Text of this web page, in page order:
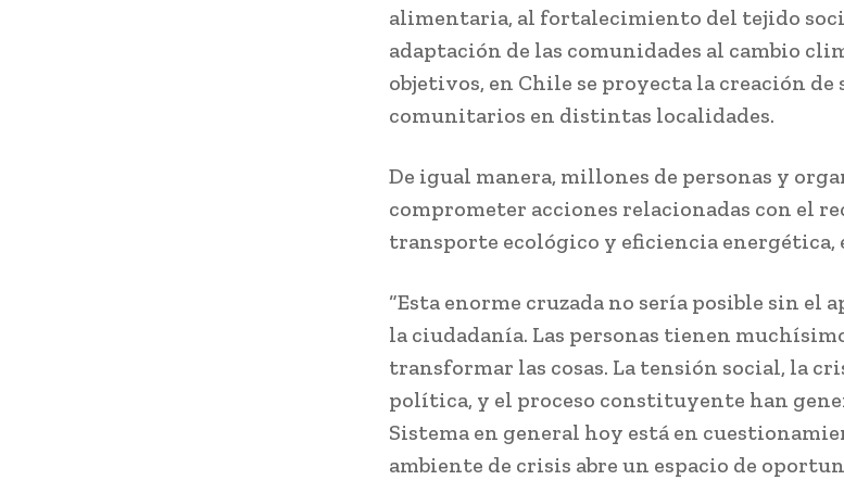
alimentaria, al fortalecimiento del tejido
adaptación de las comunidades al cambio
objetivos, en Chile se proyecta la creación de
comunitarios en distintas localidades.
De igual manera, millones de personas y
comprometer acciones relacionadas con el
transporte ecológico y eficiencia energética,
“Esta enorme cruzada no sería posible sin el
la ciudadanía. Las personas tienen
transformar las cosas. La tensión social, la
política, y el proceso constituyente han
Sistema en general hoy está en
ambiente de crisis abre un espacio de